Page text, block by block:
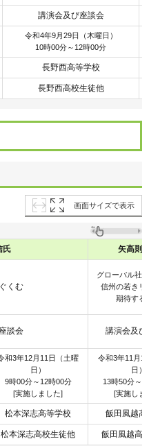
講演会及び座談会
令和4年9月29日（木曜日）
10時00分～12時00分
長野西高等学校
長野西高校生徒他
画面サイズで表示
氏 矢高則
くむ
グローバル社
信州の若きリ
期待する
談会 講演会及び
和3年12月11日（土曜
日）
9時00分～12時00分
[実施しました]
令和3年11月
日）
13時50分～
[実施しま
松本深志高等学校 飯田風越高
松本深志高校生徒他 飯田風越高